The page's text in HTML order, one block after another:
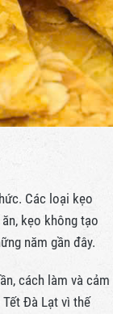
Các loại kẹo
kẹo không tạo
năm gần đây.
cách làm và cảm
Đà Lạt vì thế